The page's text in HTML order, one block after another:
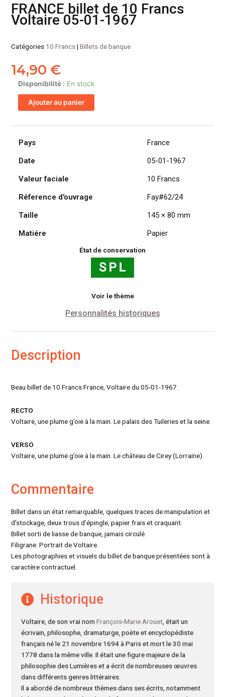
FRANCE billet de 10 Francs
Voltaire 05-01-1967
Catégories 10 Francs|Billets de banque
14,90€
Disponibilité : En stock
quantité
de
FRANCE
de
Voltaire
01-
1967
Ajouter au panier
Pays
France
Date
05-01-1967
Valeur faciale
10 Francs
Réference d'ouvrage
Fay#62/24
Taille
145 × 80 mm
Matiére
Papier
État de conservation
Voir le thème
Personnalités historiques
Description
Beau billet de 10 Francs France, Voltaire du 05-01-1967.
RECTO
Voltaire, une plume g’oie à la main. Le palais des Tuileries et la seine.
VERSO
Voltaire, une plume g’oie à la main. Le château de Cirey (Lorraine).
Commentaire
Billet dans un état remarquable, quelques traces de manipulation et
d’stockage, deux trous d’épingle, papier frais et craquant.
Billet sorti de liasse de banque, jamais circulé.
Filigrane: Portrait de Voltaire.
Les photographies et visuels du billet de banque présentées sont à
caractère contractuel.
Historique
Voltaire, de son vrai nomFrançois-Marie Arouet , était un
écrivain, philosophe, dramaturge, poète et encyclopédiste
français né le 21 novembre 1694 à Paris et mort le 30 mai
1778 dans la même ville. Il était une figure majeure de la
philosophie des Lumières et a écrit de nombreuses œuvres
dans différents genres littéraires.
Il a abordé de nombreux thèmes dans ses écrits, notamment